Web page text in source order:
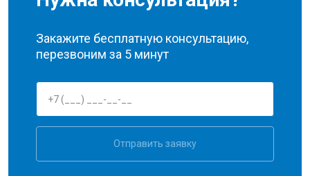
Закажите бесплатную консультацию,
перезвоним за 5 минут
Отправить заявку